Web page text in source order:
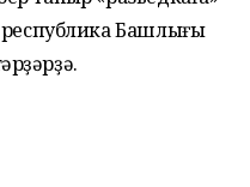
республика Башлығы